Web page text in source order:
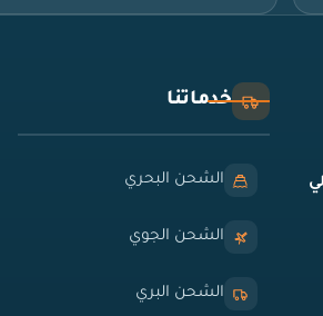
خدماتنا
الشحن البحري
الشحن الجوي
الشحن البري